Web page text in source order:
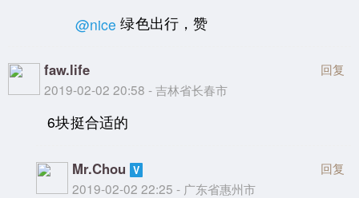
@nice 绿色出行，赞
faw.life
2019-02-02 20:58 - 吉林省长春市
回复
6块挺合适的
Mr.Chou
2019-02-02 22:25 - 广东省惠州市
回复